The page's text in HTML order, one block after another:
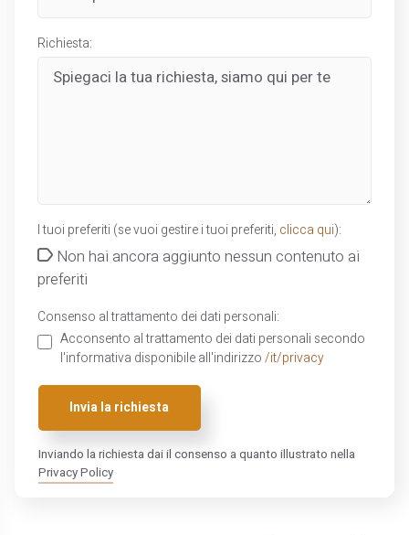
Richiesta:
I tuoi preferiti (se vuoi gestire i tuoi preferiti, clicca qui):
Non hai ancora aggiunto nessun contenuto ai
preferiti
Consenso al trattamento dei dati personali:
Acconsento al trattamento dei dati personali secondo
l'informativa disponibile all'indirizzo /it/privacy
Invia la richiesta
Inviando la richiesta dai il consenso a quanto illustrato nella
Privacy Policy